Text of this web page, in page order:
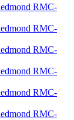
RMC-
RMC-
RMC-
RMC-
RMC-
RMC-